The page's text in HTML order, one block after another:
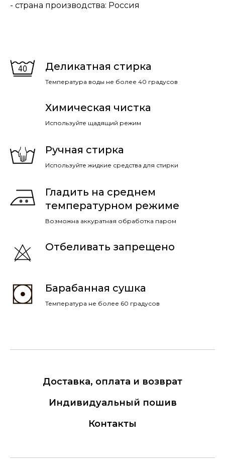
- страна производства: Россия
Деликатная стирка
Температура воды не более 40 градусов
Химическая чистка
Используйте щадящий режим
Ручная стирка
Используйте жидкие средства для стирки
Гладить на среднем
температурном режиме
Возможна аккуратная обработка паром
Отбеливать запрещено
Барабанная сушка
Температура не более 60 градусов
Доставка, оплата и возврат
Индивидуальный пошив
Контакты